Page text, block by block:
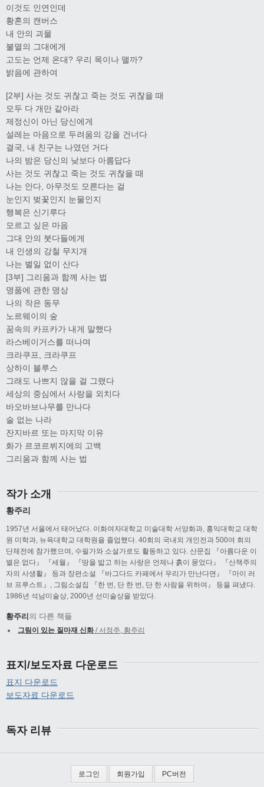
이것도 인연인데
황혼의 캔버스
내 안의 괴물
불멸의 그대에게
고도는 언제 온대? 우리 목이나 맬까?
밝음에 관하여
[2부] 사는 것도 귀찮고 죽는 것도 귀찮을 때
모두 다 개만 같아라
제정신이 아닌 당신에게
설레는 마음으로 두려움의 강을 건너다
결국, 내 친구는 나였던 거다
나의 밤은 당신의 낮보다 아름답다
사는 것도 귀찮고 죽는 것도 귀찮을 때
나는 안다, 아무것도 모른다는 걸
눈인지 벚꽃인지 눈물인지
행복은 신기루다
모르고 싶은 마음
그대 안의 붓다들에게
내 인생의 강철 무지개
나는 별일 없이 산다
[3부] 그리움과 함께 사는 법
명품에 관한 명상
나의 작은 동무
노르웨이의 숲
꿈속의 카프카가 내게 말했다
라스베이거스를 떠나며
크라쿠프, 크라쿠프
상하이 블루스
그래도 나쁘지 않을 걸 그랬다
세상의 중심에서 사랑을 외치다
바오바브나무를 만나다
술 없는 나라
잔지바르 또는 마지막 이유
화가 르코르뷔지에의 고백
그리움과 함께 사는 법
작가 소개
황주리
1957년 서울에서 태어났다. 이화여자대학교 미술대학 서양화과, 홍익대학교 대학
원 미학과, 뉴욕대학교 대학원을 졸업했다. 40회의 국내외 개인전과 500여 회의
단체전에 참가했으며, 수필가와 소설가로도 활동하고 있다. 산문집 『아름다운 이
별은 없다』 『세월』 『땅을 밟고 하는 사랑은 언제나 흙이 묻었다』 『산책주의
자의 사생활』 등과 장편소설 『바그다드 카페에서 우리가 만난다면』 『마이 러
브 프루스트』, 그림소설집 『한 번, 단 한 번, 단 한 사람을 위하여』 등을 펴냈다.
1986년 석남미술상, 2000년 선미술상을 받았다.
황주리 의 다른 책들
그림이 있는 질마재 신화/ 서정주, 황주리
표지/보도자료 다운로드
표지 다운로드
보도자료 다운로드
독자 리뷰
로그인 회원가입 PC버전